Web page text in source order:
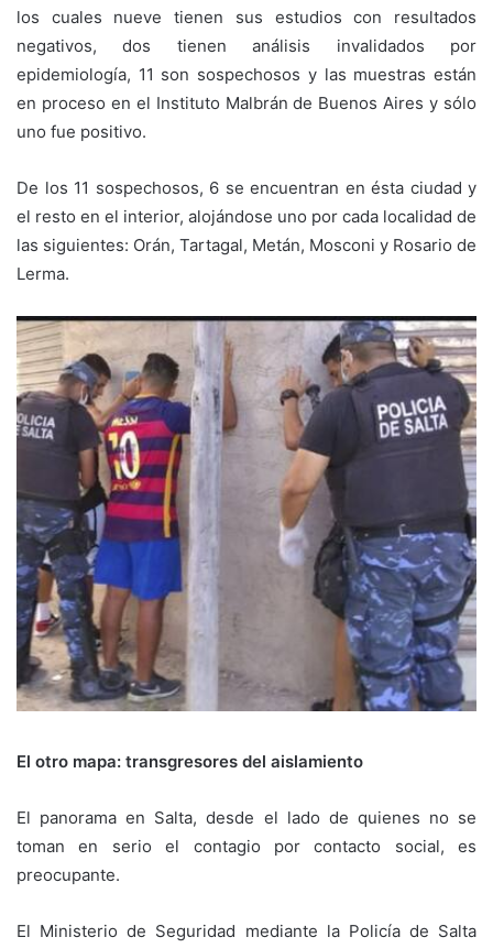
los cuales nueve tienen sus estudios con resultados
negativos, dos tienen análisis invalidados por
epidemiología, 11 son sospechosos y las muestras están
en proceso en el Instituto Malbrán de Buenos Aires y sólo
uno fue positivo.
De los 11 sospechosos, 6 se encuentran en ésta ciudad y
el resto en el interior, alojándose uno por cada localidad de
las siguientes: Orán, Tartagal, Metán, Mosconi y Rosario de
Lerma.
El otro mapa: transgresores del aislamiento
El panorama en Salta, desde el lado de quienes no se
toman en serio el contagio por contacto social, es
preocupante.
El Ministerio de Seguridad mediante la Policía de Salta